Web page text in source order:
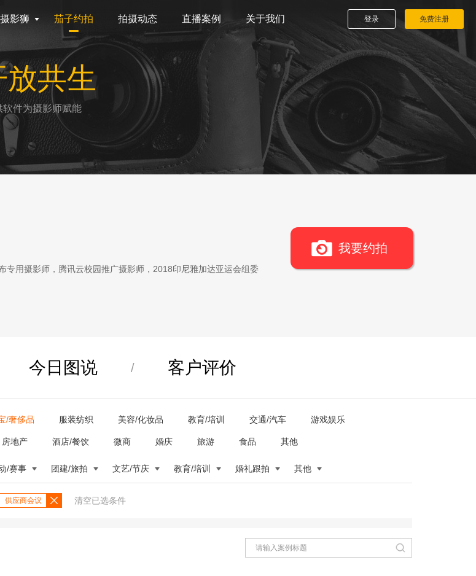
影狮 茄子约拍 拍摄动态 直播案例 关于我们 登录 免费注册
共生
件为摄影师赋能
专用摄影师，腾讯云校园推广摄影师，2018印尼雅加达亚运会组委
我要约拍
今日图说 / 客户评价
/奢侈品 服装纺织 美容/化妆品 教育/培训 交通/汽车 游戏娱乐
房地产 酒店/餐饮 微商 婚庆 旅游 食品 其他
/赛事 团建/旅拍 文艺/节庆 教育/培训 婚礼跟拍 其他
供应商会议 清空已选条件